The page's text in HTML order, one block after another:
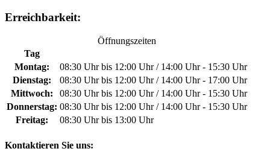
Erreichbarkeit:
Öffnungszeiten
Tag
Montag:
08:30 Uhr bis 12:00 Uhr / 14:00 Uhr - 15:30 Uhr
Dienstag:
08:30 Uhr bis 12:00 Uhr / 14:00 Uhr - 17:00 Uhr
Mittwoch:
08:30 Uhr bis 12:00 Uhr / 14:00 Uhr - 15:30 Uhr
Donnerstag: 08:30 Uhr bis 12:00 Uhr / 14:00 Uhr - 15:30 Uhr
Freitag:
08:30 Uhr bis 13:00 Uhr
Kontaktieren Sie uns: